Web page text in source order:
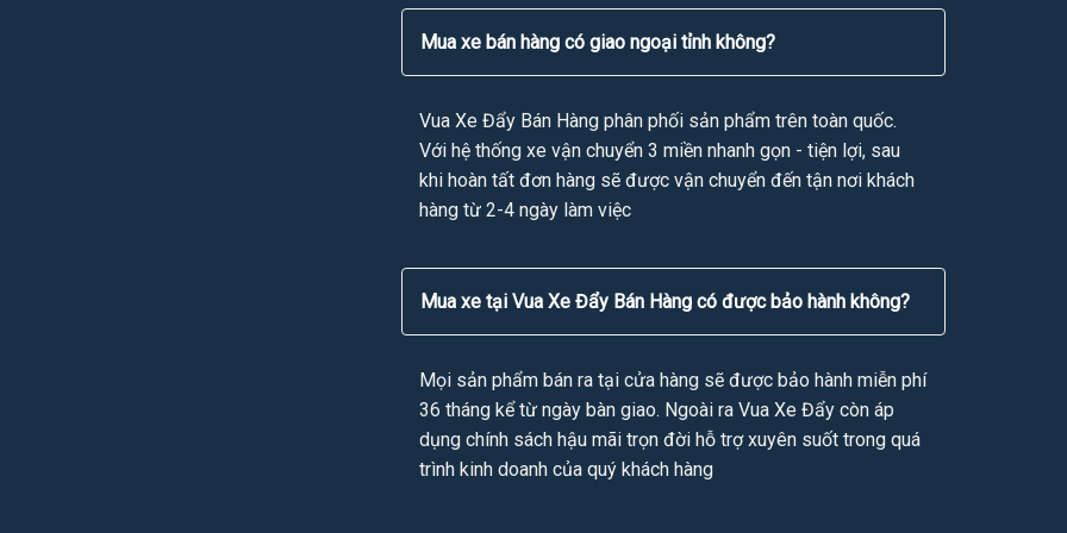
Mua xe bán hàng có giao ngoại tỉnh không?
Vua Xe Đẩy Bán Hàng phân phối sản phẩm trên toàn quốc.
Với hệ thống xe vận chuyển 3 miền nhanh gọn - tiện lợi, sau
khi hoàn tất đơn hàng sẽ được vận chuyển đến tận nơi khách
hàng từ 2-4 ngày làm việc
Mua xe tại Vua Xe Đẩy Bán Hàng có được bảo hành không?
Mọi sản phẩm bán ra tại cửa hàng sẽ được bảo hành miễn phí
36 tháng kể từ ngày bàn giao. Ngoài ra Vua Xe Đẩy còn áp
dụng chính sách hậu mãi trọn đời hỗ trợ xuyên suốt trong quá
trình kinh doanh của quý khách hàng